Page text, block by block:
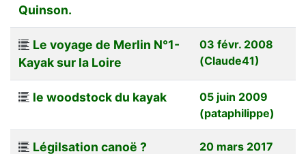
Quinson.
Le voyage de Merlin N°1-
Kayak sur la Loire
03 févr. 2008
(Claude41)
le woodstock du kayak
05 juin 2009
(pataphilippe)
Légilsation canoë ?
20 mars 2017